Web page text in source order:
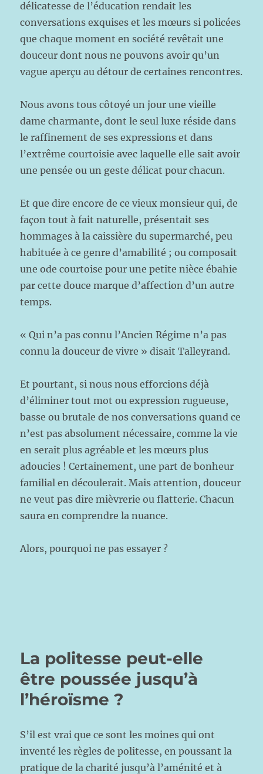
délicatesse de l’éducation rendait les
conversations exquises et les mœurs si policées
que chaque moment en société revêtait une
douceur dont nous ne pouvons avoir qu’un
vague aperçu au détour de certaines rencontres.
Nous avons tous côtoyé un jour une vieille
dame charmante, dont le seul luxe réside dans
le raffinement de ses expressions et dans
l’extrême courtoisie avec laquelle elle sait avoir
une pensée ou un geste délicat pour chacun.
Et que dire encore de ce vieux monsieur qui, de
façon tout à fait naturelle, présentait ses
hommages à la caissière du supermarché, peu
habituée à ce genre d’amabilité ; ou composait
une ode courtoise pour une petite nièce ébahie
par cette douce marque d’affection d’un autre
temps.
« Qui n’a pas connu l’Ancien Régime n’a pas
connu la douceur de vivre » disait Talleyrand.
Et pourtant, si nous nous efforcions déjà
d’éliminer tout mot ou expression rugueuse,
basse ou brutale de nos conversations quand ce
n’est pas absolument nécessaire, comme la vie
en serait plus agréable et les mœurs plus
adoucies ! Certainement, une part de bonheur
familial en découlerait. Mais attention, douceur
ne veut pas dire mièvrerie ou flatterie. Chacun
saura en comprendre la nuance.
Alors, pourquoi ne pas essayer ?
La politesse peut-elle
être poussée jusqu’à
l’héroïsme ?
S’il est vrai que ce sont les moines qui ont
inventé les règles de politesse, en poussant la
pratique de la charité jusqu’à l’aménité et à